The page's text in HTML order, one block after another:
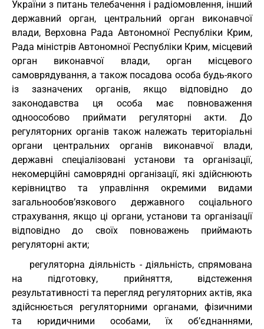
України з питань телебачення і радіомовлення, інший
державний орган, центральний орган виконавчої
влади, Верховна Рада Автономної Республіки Крим,
Рада міністрів Автономної Республіки Крим, місцевий
орган виконавчої влади, орган місцевого
самоврядування, а також посадова особа будь-якого
із зазначених органів, якщо відповідно до
законодавства ця особа має повноваження
одноособово приймати регуляторні акти. До
регуляторних органів також належать територіальні
органи центральних органів виконавчої влади,
державні спеціалізовані установи та організації,
некомерційні самоврядні організації, які здійснюють
керівництво та управління окремими видами
загальнообов’язкового державного соціального
страхування, якщо ці органи, установи та організації
відповідно до своїх повноважень приймають
регуляторні акти;
регуляторна діяльність - діяльність, спрямована
на підготовку, прийняття, відстеження
результативності та перегляд регуляторних актів, яка
здійснюється регуляторними органами, фізичними
та юридичними особами, їх об’єднаннями,